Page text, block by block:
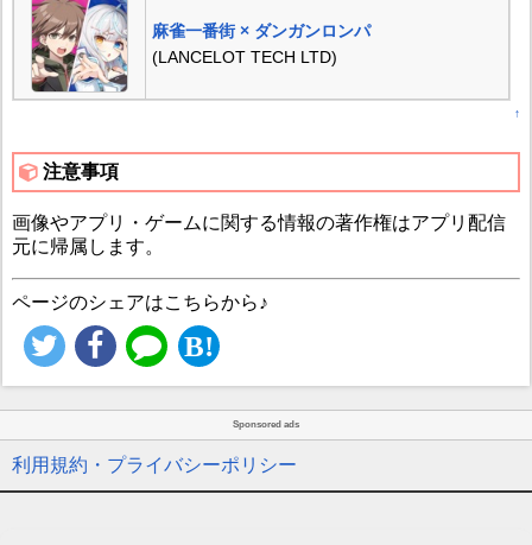
麻雀一番街 × ダンガンロンパ
(LANCELOT TECH LTD)
↑
注意事項
画像やアプリ・ゲームに関する情報の著作権はアプリ配信
元に帰属します。
ページのシェアはこちらから♪
Sponsored ads
利用規約・プライバシーポリシー